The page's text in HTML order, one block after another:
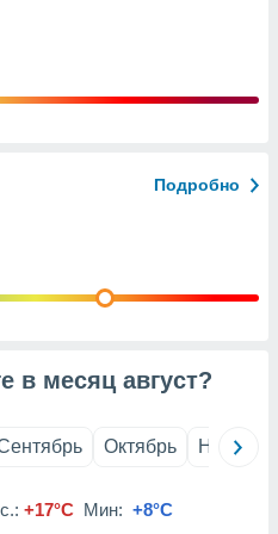
Подробно
в месяц август?
Октябрь Ноябрь
+17°C Мин: +8°C